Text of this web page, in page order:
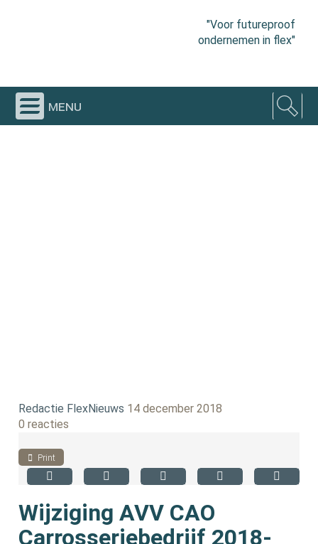
"Voor futureproof
ondernemen in flex"
menu
Redactie FlexNieuws 14 december 2018
0 reacties
Print
Wijziging AVV CAO
Carrosseriebedrijf 2018-